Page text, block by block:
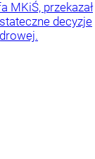
MKiŚ, przekazał
decyzje